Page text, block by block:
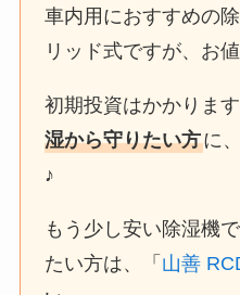
車内用におすすめの
リッド式ですが、お
初期投資はかかりま
湿から守りたい方に
♪
もう少し安い除湿機
たい方は、「 山善